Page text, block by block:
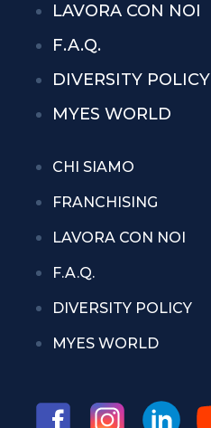
LAVORA CON NOI
F.A.Q.
DIVERSITY POLICY
MYES WORLD
CHI SIAMO
FRANCHISING
LAVORA CON NOI
F.A.Q.
DIVERSITY POLICY
MYES WORLD